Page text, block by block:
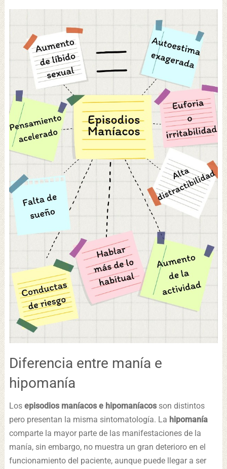
Diferencia entre manía e
hipomanía
Los episodios maníacos e hipomaníacosson distintos
pero presentan la misma sintomatología. La hipomanía
comparte la mayor parte de las manifestaciones de la
manía, sin embargo, no muestra un gran deterioro en el
funcionamiento del paciente, aunque puede llegar a ser